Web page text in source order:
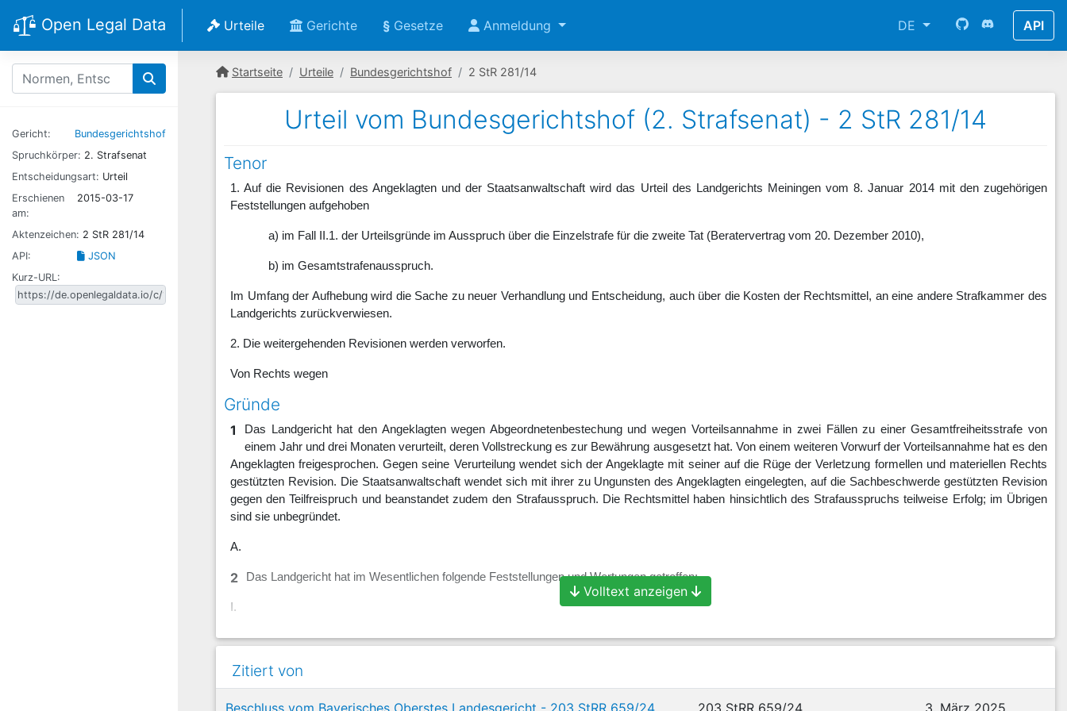
Open Legal Data Urteile Gerichte § Gesetze Anmeldung DE API
Gericht:
Bundesgerichtshof
Spruchkörper: 2. Strafsenat
Entscheidungsart: Urteil
Erschienen
am:
2015-03-17
Aktenzeichen: 2 StR 281/14
API:
JSON
Kurz-URL:
Startseite Urteile Bundesgerichtshof 2 StR 281/14
Urteil vom Bundesgerichtshof (2. Strafsenat) - 2 StR 281/14
Tenor
1. Auf die Revisionen des Angeklagten und der Staatsanwaltschaft wird das Urteil des Landgerichts Meiningen vom 8. Januar 2014 mit den zugehörigen
Feststellungen aufgehoben
a) im Fall II.1. der Urteilsgründe im Ausspruch über die Einzelstrafe für die zweite Tat (Beratervertrag vom 20. Dezember 2010),
b) im Gesamtstrafenausspruch.
Im Umfang der Aufhebung wird die Sache zu neuer Verhandlung und Entscheidung, auch über die Kosten der Rechtsmittel, an eine andere Strafkammer des
Landgerichts zurückverwiesen.
2. Die weitergehenden Revisionen werden verworfen.
Von Rechts wegen
Gründe
1
Das Landgericht hat den Angeklagten wegen Abgeordnetenbestechung und wegen Vorteilsannahme in zwei Fällen zu einer Gesamtfreiheitsstrafe von
einem Jahr und drei Monaten verurteilt, deren Vollstreckung es zur Bewährung ausgesetzt hat. Von einem weiteren Vorwurf der Vorteilsannahme hat es den
Angeklagten freigesprochen. Gegen seine Verurteilung wendet sich der Angeklagte mit seiner auf die Rüge der Verletzung formellen und materiellen Rechts
gestützten Revision. Die Staatsanwaltschaft wendet sich mit ihrer zu Ungunsten des Angeklagten eingelegten, auf die Sachbeschwerde gestützten Revision
gegen den Teilfreispruch und beanstandet zudem den Strafausspruch. Die Rechtsmittel haben hinsichtlich des Strafausspruchs teilweise Erfolg; im Übrigen
sind sie unbegründet.
A.
2 Das Landgericht hat im Wesentlichen folgende Feststellungen und Wertungen getroffen:
I.
3
1. Der Angeklagte, ehemals evangelischer Pfarrer, war von 1994 bis 2011 Mitglied des E. Stadtrats. Von 1995 bis 1999 war er zudem Vorsitzender der
2009 vom E. Stadtrat zum ehrenamtlichen Beigeordneten und Stellvertreter des Oberbürgermeisters der Stadt E. gewählt und in der Folge in das
Beamtenverhältnis als Ehrenbeamter berufen. Mit Schreiben vom 6. Oktober 2009 wurde ihm vom Oberbürgermeister, dem gesondert Verfolgten D. , nach §
32 Abs. 7 der Thüringer Kommunalordnung der Geschäftsbereich "Städtische Beteiligungen" als ein eigenständiger dienstlicher Zuständigkeitsbereich
Volltext anzeigen
Zitiert von
Beschluss vom Bayerisches Oberstes Landesgericht - 203 StRR 659/24 203 StRR 659/24 3. März 2025